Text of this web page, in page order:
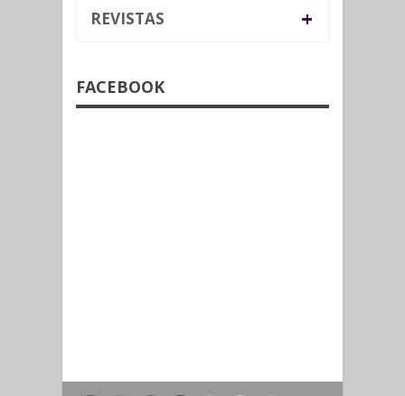
REVISTAS +
FACEBOOK